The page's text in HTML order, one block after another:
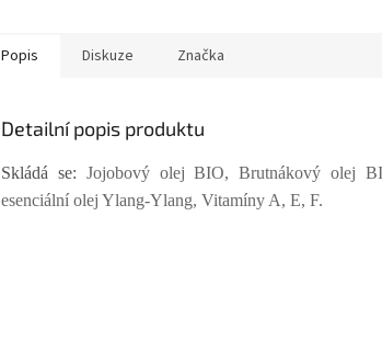
Popis Diskuze Značka
Detailní popis produktu
Skládá se: Jojobový olej BIO, Brutnákový olej
esenciální olej Ylang-Ylang, Vitamíny A, E, F.